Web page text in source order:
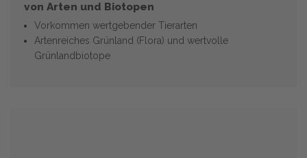
von Arten und Biotopen
Vorkommen wertgebender Tierarten
Artenreiches Grünland (Flora) und wertvolle
Grünlandbiotope